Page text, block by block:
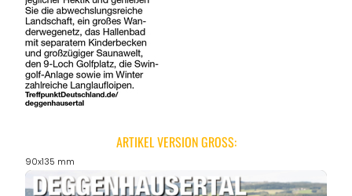
ARTIKEL VERSION GROSS:
90x135 mm